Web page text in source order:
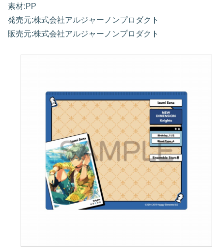
素材:PP
発売元:株式会社アルジャーノンプロダクト
販売元:株式会社アルジャーノンプロダクト